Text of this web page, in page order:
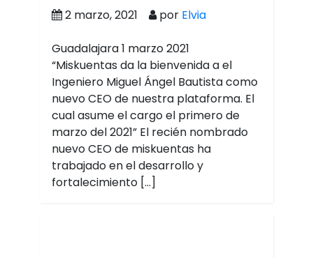
2 marzo, 2021 por Elvia
Guadalajara 1 marzo 2021
“Miskuentas da la bienvenida a el
Ingeniero Miguel Ángel Bautista como
nuevo CEO de nuestra plataforma. El
cual asume el cargo el primero de
marzo del 2021” El recién nombrado
nuevo CEO de miskuentas ha
trabajado en el desarrollo y
fortalecimiento […]